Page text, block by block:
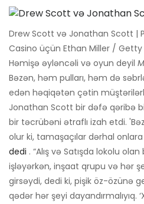
Drew Scott və Jonathan Scott |
Casino üçün Ethan Miller / Getty
Həmişə əyləncəli və oyun deyil
Bəzən, həm pulları, həm də
edən həqiqətən çətin
Jonathan Scott bir dəfə qəribə
bir təcrübəni ətraflı izah etdi.
olur ki, tamaşaçılar dərhal
dedi . “Alış və Satışda lokolu
işləyərkən, inşaat qrupu və hər
girsəydi, dedi ki, pişik öz-özünə
qədər hər şeyi dayandırmalıyıq.